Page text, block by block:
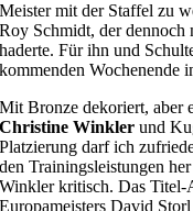
Meister mit der Staffel zu
Roy Schmidt, der dennoch
haderte. Für ihn und
kommenden Wochenende
Mit Bronze dekoriert, aber
Christine Winkler und
Platzierung darf ich
den Trainingsleistungen
Winkler kritisch. Das Titel-
Europameisters David